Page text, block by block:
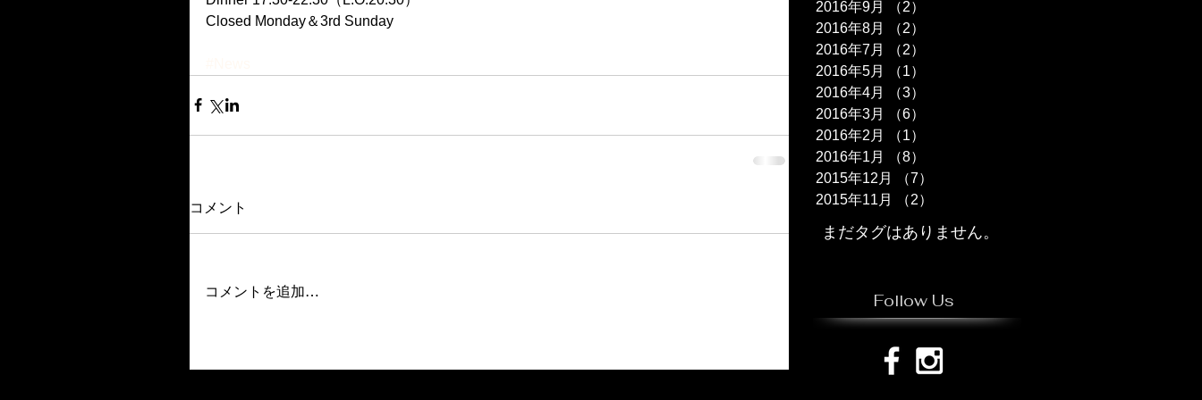
Closed Monday＆3rd Sunday
コメント
コメントを追加…
2016年9月
（2）
2016年8月
（2）
2016年7月
（2）
2016年5月
（1）
2016年4月
（3）
2016年3月
（6）
2016年2月
（1）
2016年1月
（8）
2015年12月
（7）
2015年11月
（2）
まだタグはありません。
Follow Us